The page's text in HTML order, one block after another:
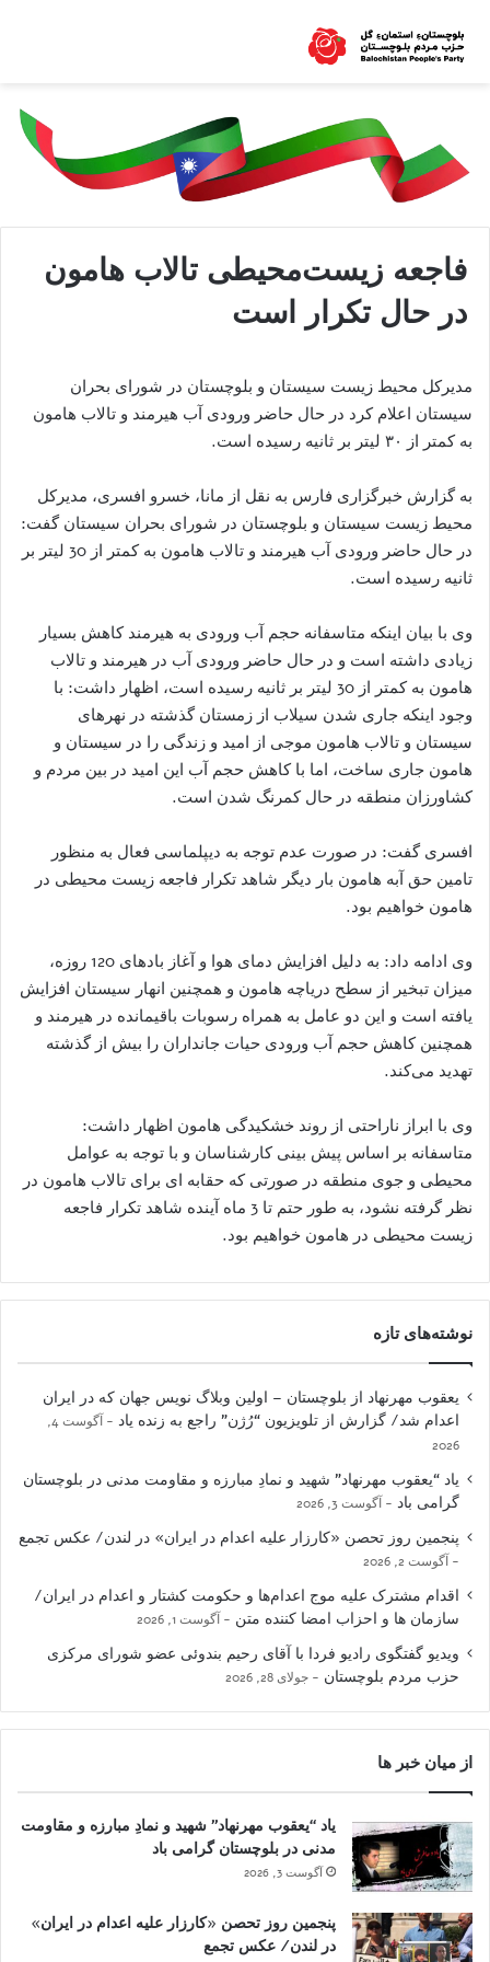
فاجعه زیست‌محیطی تالاب هامون
در حال تکرار است
مدیرکل محیط زیست سیستان و بلوچستان در شورای بحران
سیستان اعلام کرد در حال حاضر ورودی آب هیرمند و تالاب هامون
به کمتر از ۳۰ لیتر بر ثانیه رسیده است.
به گزارش خبرگزاری فارس به نقل از مانا، خسرو افسری، مدیرکل
محیط زیست سیستان و بلوچستان در شورای بحران سیستان گفت:
در حال حاضر ورودی آب هیرمند و تالاب هامون به کمتر از 30 لیتر بر
ثانیه رسیده است.
وی با بیان اینکه متاسفانه حجم آب ورودی به هیرمند کاهش بسیار
زیادی داشته است و در حال حاضر ورودی آب در هیرمند و تالاب
هامون به کمتر از 30 لیتر بر ثانیه رسیده است، اظهار داشت: با
وجود اینکه جاری شدن سیلاب از زمستان گذشته در نهرهای
سیستان و تالاب هامون موجی از امید و زندگی را در سیستان و
هامون جاری ساخت، اما با کاهش حجم آب این امید در بین مردم و
کشاورزان منطقه در حال کمرنگ شدن است.
افسری گفت: در صورت عدم توجه به دیپلماسی فعال به منظور
تامین حق آبه هامون بار دیگر شاهد تکرار فاجعه زیست محیطی در
هامون خواهیم بود.
وی ادامه داد: به دلیل افزایش دمای هوا و آغاز بادهای 120 روزه،
میزان تبخیر از سطح دریاچه هامون و همچنین انهار سیستان افزایش
یافته است و این دو عامل به همراه رسوبات باقیمانده در هیرمند و
همچنین کاهش حجم آب ورودی حیات جانداران را بیش از گذشته
تهدید می‌کند.
وی با ابراز ناراحتی از روند خشکیدگی هامون اظهار داشت:
متاسفانه بر اساس پیش بینی کارشناسان و با توجه به عوامل
محیطی و جوی منطقه در صورتی که حقابه ای برای تالاب هامون در
نظر گرفته نشود، به طور حتم تا 3 ماه آینده شاهد تکرار فاجعه
زیست محیطی در هامون خواهیم بود.
نوشته‌های تازه
یعقوب مهرنهاد از بلوچستان – اولین وبلاگ نویس جهان که در ایران
اعدام شد/ گزارش از تلویزیون “رُژن” راجع به زنده یاد
آگوست 4,
2026
یاد “یعقوب مهرنهاد” شهید و نمادِ مبارزه و مقاومت مدنی در بلوچستان
گرامی باد
آگوست 3, 2026
پنجمین روز تحصن «کارزار علیه اعدام در ایران» در لندن/ عکس تجمع
آگوست 2, 2026
اقدام مشترک علیه موج اعدام‌ها و حکومت کشتار و اعدام در ایران/
سازمان ها و احزاب امضا کننده متن
آگوست 1, 2026
ویدیو گفتگوی رادیو فردا با آقای رحیم بندوئی عضو شورای مرکزی
حزب مردم بلوچستان
جولای 28, 2026
از میان خبر ها
یاد “یعقوب مهرنهاد” شهید و نمادِ مبارزه و مقاومت
مدنی در بلوچستان گرامی باد
آگوست 3, 2026
پنجمین روز تحصن «کارزار علیه اعدام در ایران»
در لندن/ عکس تجمع